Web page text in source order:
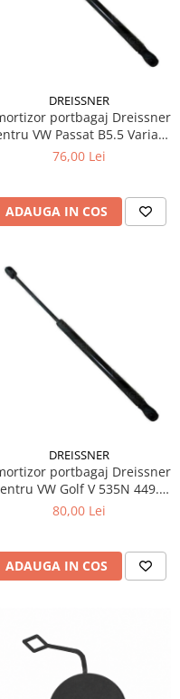
DREISSNER
portbagaj Dreissner
VW Passat B5.5 Variant
500N
76,00 Lei
ADAUGA IN COS
DREISSNER
portbagaj Dreissner
VW Golf V 535N 449.5
mm
80,00 Lei
ADAUGA IN COS